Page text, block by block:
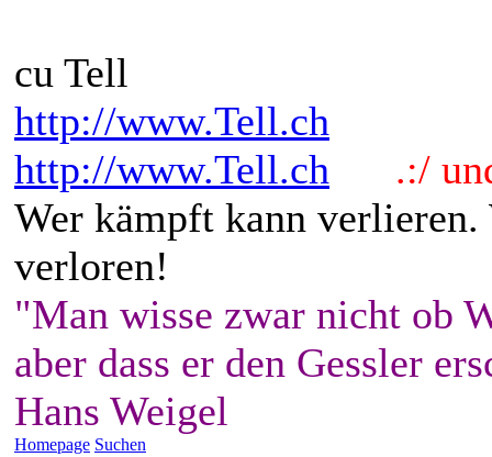
cu Tell
http://www.Tell.ch
http://www.Tell.ch
.:/
Wer kämpft kann
verloren!
"Man wisse zwar nicht ob
aber dass er den Gessler
Hans Weigel
Homepage Suchen